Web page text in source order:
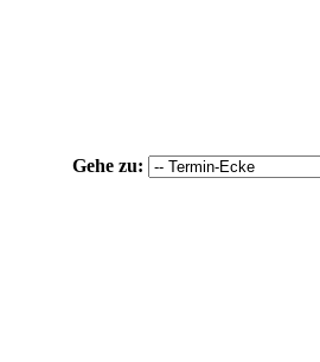
Gehe zu: